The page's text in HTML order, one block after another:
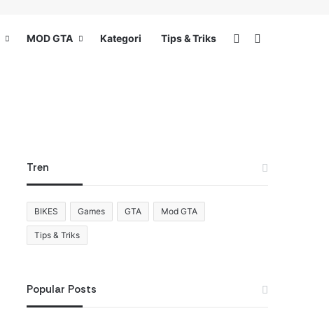
MOD GTA Kategori Tips & Triks Switch skin
Tren
BIKES Games GTA Mod GTA
Tips & Triks
Popular Posts